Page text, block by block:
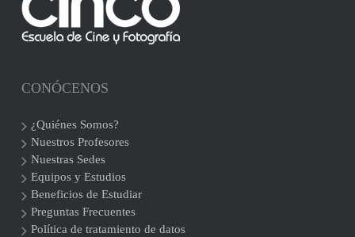
CONÓCENOS
¿Quiénes Somos?
Nuestros Profesores
Nuestras Sedes
Equipos y Estudios
Beneficios de Estudiar
Preguntas Frecuentes
Política de tratamiento de datos